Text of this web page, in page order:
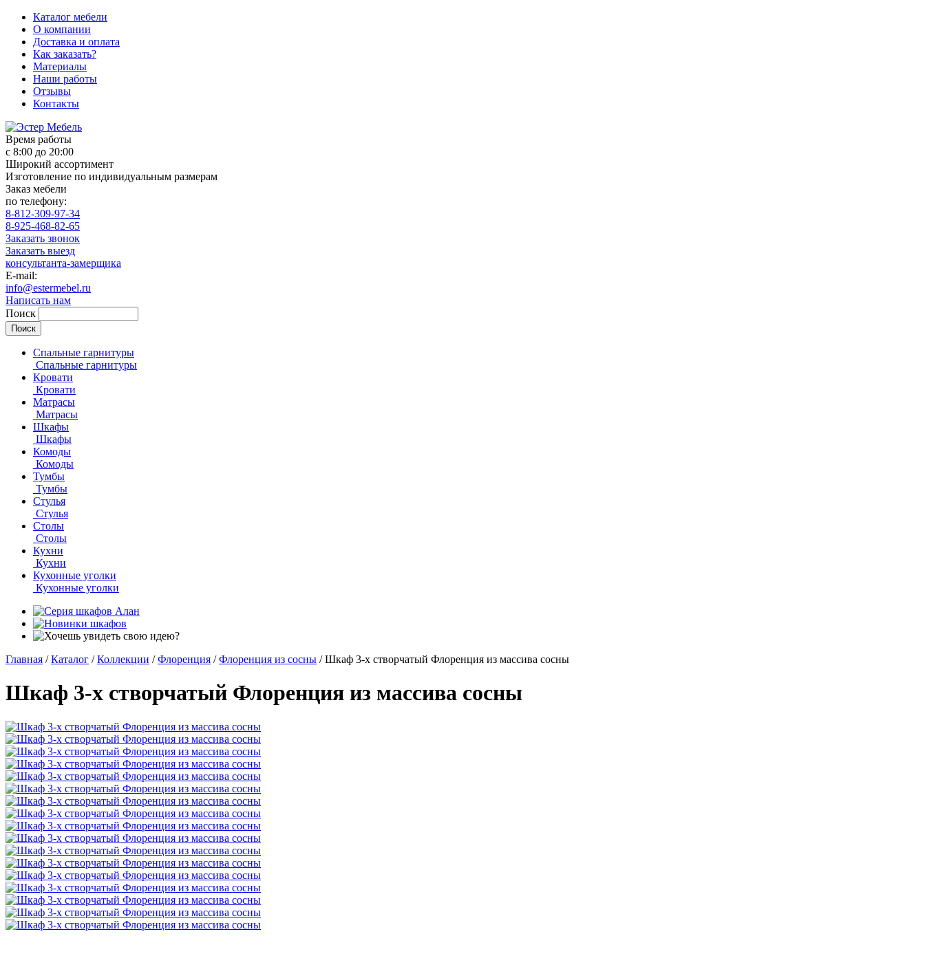
Каталог мебели
О компании
Доставка и оплата
Как заказать?
Материалы
Наши работы
Отзывы
Контакты
Время работы
с 8:00 до 20:00
Широкий ассортимент
Изготовление по индивидуальным размерам
Заказ мебели
по телефону:
8-812-309-97-34
8-925-468-82-65
Заказать звонок
Заказать выезд
консультанта-замерщика
E-mail:
info@estermebel.ru
Написать нам
Поиск
Спальные гарнитуры
Спальные гарнитуры
Кровати
Кровати
Матрасы
Матрасы
Шкафы
Шкафы
Комоды
Комоды
Тумбы
Тумбы
Стулья
Стулья
Столы
Столы
Кухни
Кухни
Кухонные уголки
Кухонные уголки
Главная / Каталог / Коллекции / Флоренция / Флоренция из сосны / Шкаф 3-х створчатый Флоренция из массива сосны
Шкаф 3-х створчатый Флоренция из массива сосны